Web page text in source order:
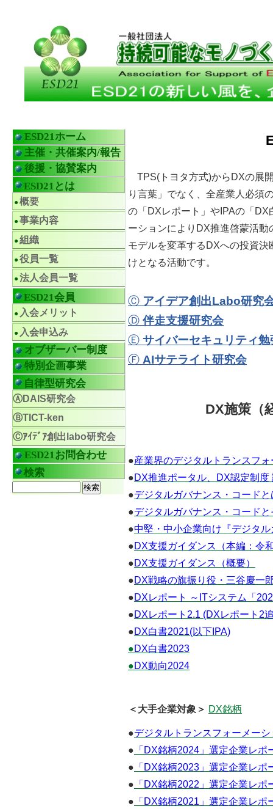
TPS(トヨタ方式)からDXの展
り言葉」でなく、全産業人必須
の「DXレポート」やIPAの「
ーションによりDX推進啓蒙活
モデルを変革するDXへの投資
けとなる活動です。
Ⓒ アイデア創出Labo研究
Ⓓ 伴走支援研究会
Ⓔ サイバーセキュリティ勉
Ⓕ AIサテライト研究会
DX施策（
●産業界のデジタルトランスフ
●DX推進ポータル、DX認定制度
●デジタルガバナンス・コードと
●デジタルガバナンス・コード
●中堅・中小企業向け『デジタ
●DX支援ガイダンス（本編：令
●DX支援ガイダンス（概要）
●DX戦略の旗振り役・三谷慶一
●DXレポート ～ITシステム「
●DXレポート2.1 (DXレポート2
●DX白書2021(以下IPA)
●DX白書2023
●DX動向2024
＜大手企業対象＞ DX銘柄
●デジタルトランスフォーメー
● 「DX銘柄2024」選定企業レポ
● 「DX銘柄2023」選定企業レポ
● 「DX銘柄2022」選定企業レポ
● 「DX銘柄2021」選定企業レポ
ESD21ホーム
主催・共催案内/報告
後援・協賛案内
ESD21とは
概要
事業内容
組織
役員一覧
法人会員一覧
ESD21会員
入会メリット
入会申込み
オブザーバー制度
特別企画事業
自律型研究会
ⒶDAIS研究会
ⒷTICT-ken
Ⓒｱｲﾃﾞｱ創出labo研究会
ESD21お問合わせ
検索